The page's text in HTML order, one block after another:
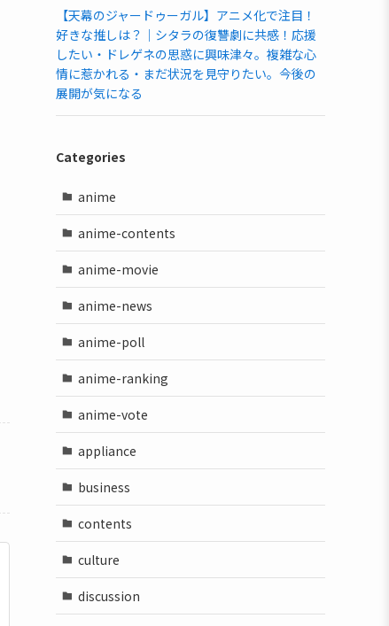
【天幕のジャードゥーガル】アニメ化で注目！
好きな推しは？｜シタラの復讐劇に共感！応援
したい・ドレゲネの思惑に興味津々。複雑な心
情に惹かれる・まだ状況を見守りたい。今後の
展開が気になる
Categories
anime
anime-contents
anime-movie
anime-news
anime-poll
anime-ranking
anime-vote
appliance
business
contents
culture
discussion